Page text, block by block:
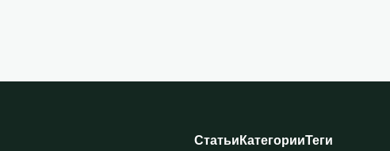
Статьи КатегорииТеги